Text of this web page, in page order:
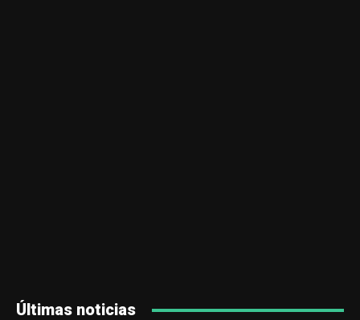
Últimas noticias